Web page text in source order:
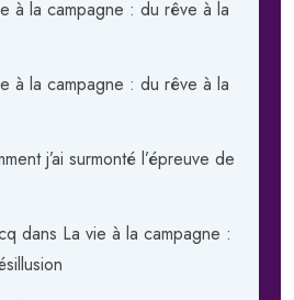
à la campagne : du rêve à la
à la campagne : du rêve à la
j’ai surmonté l’épreuve de
dans La vie à la campagne :